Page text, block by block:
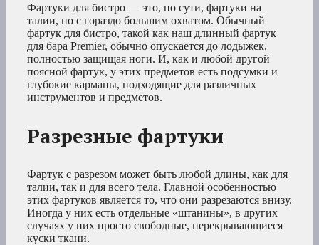
Фартуки для бистро — это, по сути, фартуки на
талии, но с гораздо большим охватом. Обычный
фартук для бистро, такой как наш длинный фартук
для бара Premier, обычно опускается до лодыжек,
полностью защищая ноги. И, как и любой другой
поясной фартук, у этих предметов есть подсумки и
глубокие карманы, подходящие для различных
инструментов и предметов.
Разрезные фартуки
Фартук с разрезом может быть любой длины, как для
талии, так и для всего тела. Главной особенностью
этих фартуков является то, что они разрезаются внизу.
Иногда у них есть отдельные «штанины», в других
случаях у них просто свободные, перекрывающиеся
куски ткани.